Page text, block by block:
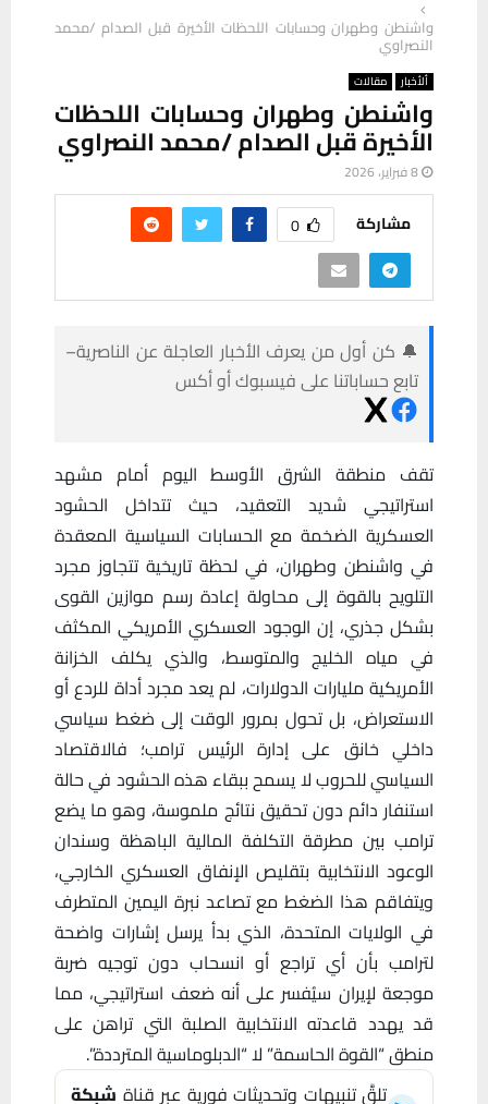
‏واشنطن وطهران وحسابات اللحظات الأخيرة قبل الصدام /‏محمد
النصراوي
ألأخبار مقالات
‏واشنطن وطهران وحسابات اللحظات
الأخيرة قبل الصدام /‏محمد النصراوي
8 فبراير، 2026
مشاركة 0
🔔 كن أول من يعرف الأخبار العاجلة عن الناصرية–
تابع حساباتنا على فيسبوك أو أكس
‏تقف منطقة الشرق الأوسط اليوم أمام مشهد
استراتيجي شديد التعقيد، حيث تتداخل الحشود
العسكرية الضخمة مع الحسابات السياسية المعقدة
في واشنطن وطهران، في لحظة تاريخية تتجاوز مجرد
التلويح بالقوة إلى محاولة إعادة رسم موازين القوى
بشكل جذري، إن الوجود العسكري الأمريكي المكثف
في مياه الخليج والمتوسط، والذي يكلف الخزانة
الأمريكية مليارات الدولارات، لم يعد مجرد أداة للردع أو
الاستعراض، بل تحول بمرور الوقت إلى ضغط سياسي
داخلي خانق على إدارة الرئيس ترامب؛ فالاقتصاد
السياسي للحروب لا يسمح ببقاء هذه الحشود في حالة
استنفار دائم دون تحقيق نتائج ملموسة، وهو ما يضع
ترامب بين مطرقة التكلفة المالية الباهظة وسندان
الوعود الانتخابية بتقليص الإنفاق العسكري الخارجي،
ويتفاقم هذا الضغط مع تصاعد نبرة اليمين المتطرف
في الولايات المتحدة، الذي بدأ يرسل إشارات واضحة
لترامب بأن أي تراجع أو انسحاب دون توجيه ضربة
موجعة لإيران سيُفسر على أنه ضعف استراتيجي، مما
قد يهدد قاعدته الانتخابية الصلبة التي تراهن على
منطق “القوة الحاسمة” لا “الدبلوماسية المترددة”.
تلقَّ تنبيهات وتحديثات فورية عبر قناة شبكة